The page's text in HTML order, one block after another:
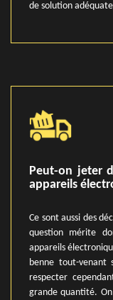
de solution
Peut-on jeter
appareils
Ce sont aussi des
question mérite
appareils
benne tout-venant
respecter
grande quantité.